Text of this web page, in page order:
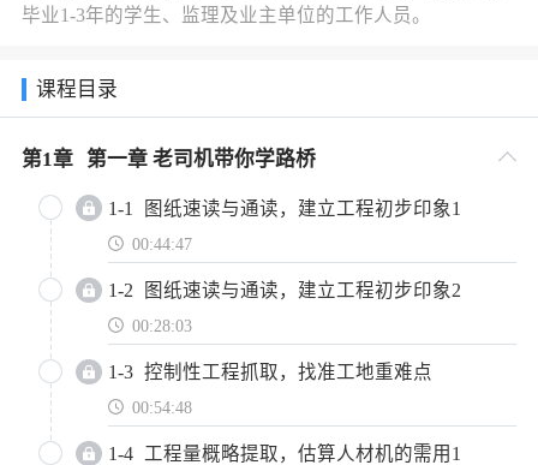
毕业1-3年的学生、监理及业主单位的工作人员。
课程目录
第1章 第一章 老司机带你学路桥
1-1 图纸速读与通读，建立工程初步印象1
00:44:47
1-2 图纸速读与通读，建立工程初步印象2
00:28:03
1-3 控制性工程抓取，找准工地重难点
00:54:48
1-4 工程量概略提取，估算人材机的需用1
点击复制微信号